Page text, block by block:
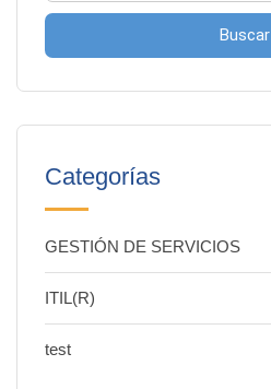
Buscar
Categorías
GESTIÓN DE SERVICIOS
ITIL(R)
test